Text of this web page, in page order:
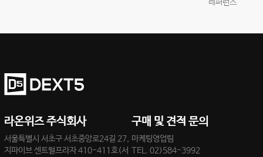
레퍼런스
라온위즈 주식회사
서울특별시 서초구 서초중앙로24길 27,
지파이브 센트럴프라자 410-411호(서
구매 및 견적 문의
마케팅영업팀
TEL. 02)584-3992